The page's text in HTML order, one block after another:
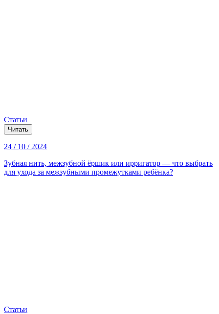
Статьи
Читать
24 / 10 / 2024
Зубная нить, межзубной ёршик или ирригатор — что выбрать
для ухода за межзубными промежутками ребёнка?
Статьи